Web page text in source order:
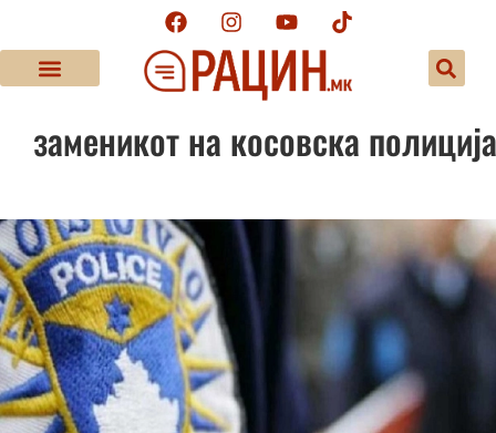
заменикот на косовска полиција